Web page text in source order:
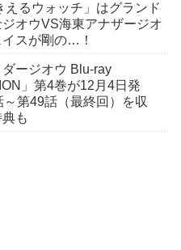
えるウォッチ」はグランド
オウVS海東アナザージオ
スが剛の…！
ダージオウ Blu-ray
」第4巻が12月4日発
～第49話（最終回）を収
も